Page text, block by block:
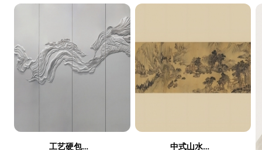
工艺硬包背景墙
中式山水装饰画